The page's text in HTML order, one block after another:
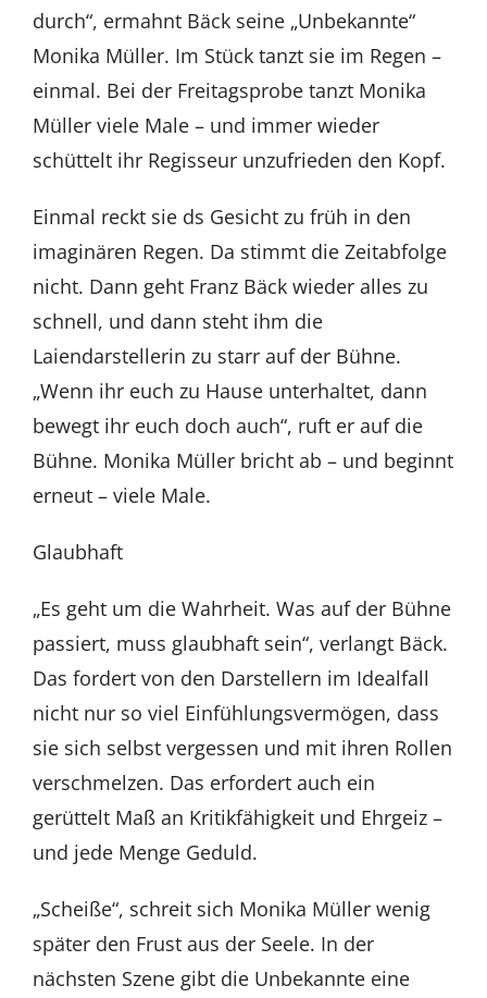
durch“, ermahnt Bäck seine „Unbekannte“
Monika Müller. Im Stück tanzt sie im Regen –
einmal. Bei der Freitagsprobe tanzt Monika
Müller viele Male – und immer wieder
schüttelt ihr Regisseur unzufrieden den Kopf.
Einmal reckt sie ds Gesicht zu früh in den
imaginären Regen. Da stimmt die Zeitabfolge
nicht. Dann geht Franz Bäck wieder alles zu
schnell, und dann steht ihm die
Laiendarstellerin zu starr auf der Bühne.
„Wenn ihr euch zu Hause unterhaltet, dann
bewegt ihr euch doch auch“, ruft er auf die
Bühne. Monika Müller bricht ab – und beginnt
erneut – viele Male.
Glaubhaft
„Es geht um die Wahrheit. Was auf der Bühne
passiert, muss glaubhaft sein“, verlangt Bäck.
Das fordert von den Darstellern im Idealfall
nicht nur so viel Einfühlungsvermögen, dass
sie sich selbst vergessen und mit ihren Rollen
verschmelzen. Das erfordert auch ein
gerüttelt Maß an Kritikfähigkeit und Ehrgeiz –
und jede Menge Geduld.
„Scheiße“, schreit sich Monika Müller wenig
später den Frust aus der Seele. In der
nächsten Szene gibt die Unbekannte eine